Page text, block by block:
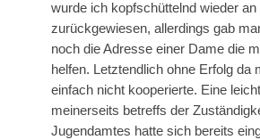
wurde ich kopfschüttelnd wieder an
zurückgewiesen, allerdings gab
noch die Adresse einer Dame die
helfen. Letztendlich ohne Erfolg da
einfach nicht kooperierte. Eine
meinerseits betreffs der
Jugendamtes hatte sich bereits